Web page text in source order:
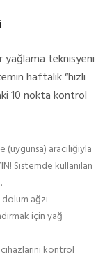
yağlama teknisyeni
haftalık “hızlı
10 nokta kontrol
aracılığıyla
Sistemde kullanılan
ağzı
için yağ
kontrol